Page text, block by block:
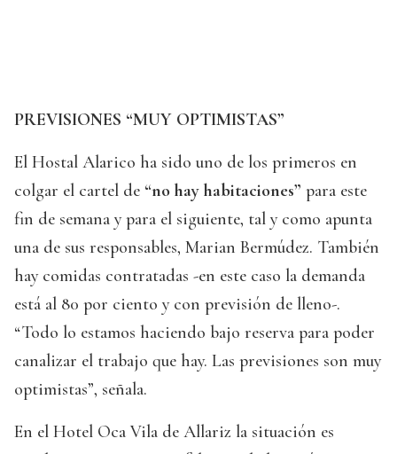
PREVISIONES “MUY OPTIMISTAS”
El Hostal Alarico ha sido uno de los primeros en
colgar el cartel de “no hay habitaciones” para este
fin de semana y para el siguiente, tal y como apunta
una de sus responsables, Marian Bermúdez. También
hay comidas contratadas -en este caso la demanda
está al 80 por ciento y con previsión de lleno-.
“Todo lo estamos haciendo bajo reserva para poder
canalizar el trabajo que hay. Las previsiones son muy
optimistas”, señala.
En el Hotel Oca Vila de Allariz la situación es